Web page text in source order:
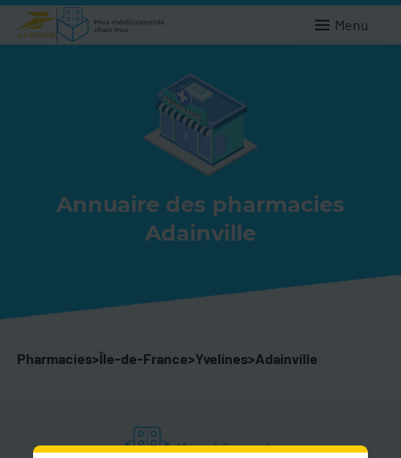
Menu
Annuaire des pharmacies
Adainville
Pharmacies>Île-de-France>Yvelines>Adainville